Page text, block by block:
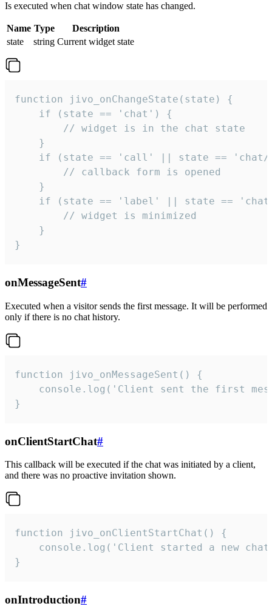
Is executed when chat window state has changed.
Name Type
Description
state
string Current widget state
function jivo_onChangeState(state) {
    if (state == 'chat') {
        // widget is in the chat state
    }
if (state == 'call' || state ==
        // callback form is opened
    }
if (state == 'label' || state ==
        // widget is minimized
    }
}
onMessageSent#
Executed when a visitor sends the first message. It will be performed
only if there is no chat history.
function jivo_onMessageSent() {
console.log('Client sent the first
}
onClientStartChat#
This callback will be executed if the chat was initiated by a client,
and there was no proactive invitation shown.
function jivo_onClientStartChat() {
console.log('Client started a new
}
onIntroduction#